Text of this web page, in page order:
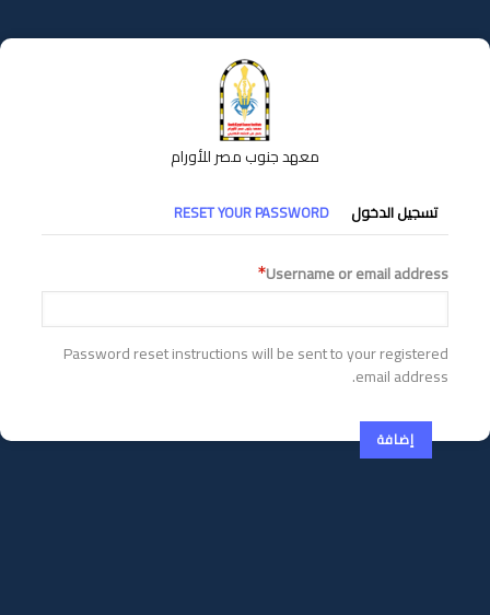
إلى
المحتوى
معهد جنوب مصر للأورام
التبويبات
الأساسية
تسجيل الدخول RESET YOUR PASSWORD
Username or email address
Password reset instructions will be sent to your registered
email address.